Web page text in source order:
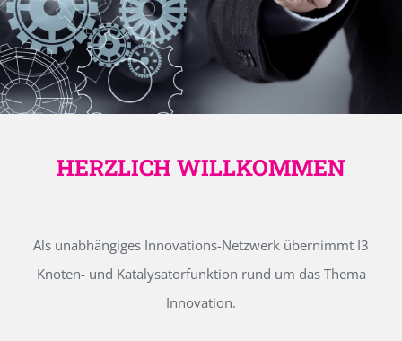
HERZLICH WILLKOMMEN
Als unabhängiges Innovations-Netzwerk übernimmt I3
Knoten- und Katalysatorfunktion rund um das Thema
Innovation.